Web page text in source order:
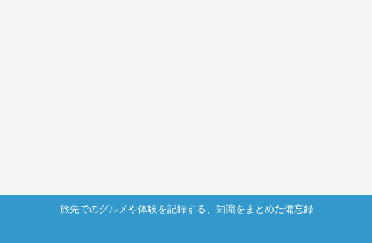
旅先でのグルメや体験を記録する、知識をまとめた備忘録